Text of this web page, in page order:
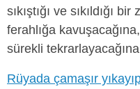
sıkıştığı ve sıkıldığı
ferahlığa
sürekli
Rüyada çamaşır